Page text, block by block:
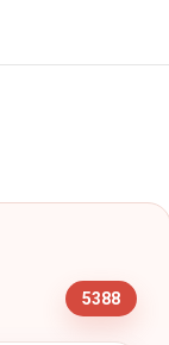
5388